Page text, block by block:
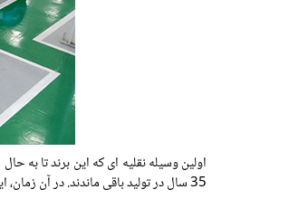
35 سال در تولید باقی ماندند. در آن زمان، این شرکت 2.3 میلیون خودروی داچیا 1300 تولید کرد که نشانی متمایز در چشم انداز خودرو رومانی به جا گذاشت.